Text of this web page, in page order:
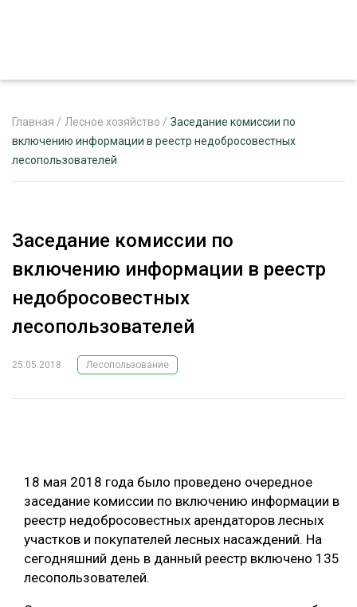
ЖУРНАЛ «ЛЕСНОЙ КОМПЛЕКС»
ЛЕСНОЕ ХОЗЯЙСТВО
ОБРАБОТКА ДРЕВЕСИНЫ
ПРОИЗВОДСТВО ДРЕВЕСНЫХ ПЛИТ
ЦБП
ПОДБОРКИ СТАТЕЙ
ЭКСПЕРТНОЕ МНЕНИЕ
Главная / Лесное хозяйство / Заседание комиссии по
включению информации в реестр недобросовестных
лесопользователей
Заседание комиссии по
включению информации в реестр
недобросовестных
лесопользователей
25.05.2018 Лесопользование
18 мая 2018 года было проведено очередное
заседание комиссии по включению информации в
реестр недобросовестных арендаторов лесных
участков и покупателей лесных насаждений. На
сегодняшний день в данный реестр включено 135
лесопользователей.